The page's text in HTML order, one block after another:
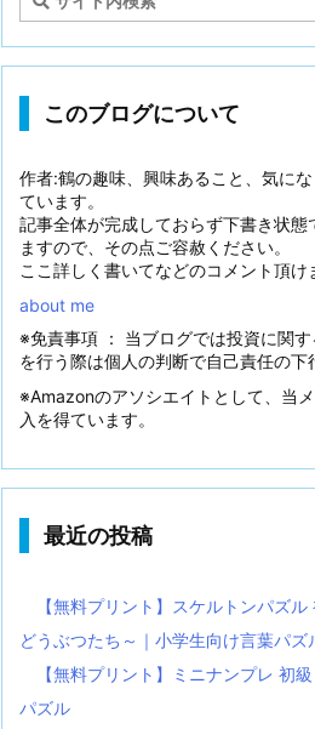
このブログについて
作者:鶴の趣味、興味あること、気に
ています。
記事全体が完成しておらず下書き状態
ますので、その点ご容赦ください。
ここ詳しく書いてなどのコメント頂け
about me
※免責事項 ： 当ブログでは投資に関
を行う際は個人の判断で自己責任の下
※Amazonのアソシエイトとして、当
入を得ています。
最近の投稿
【無料プリント】スケルトンパズ
どうぶつたち～｜小学生向け言葉パズ
【無料プリント】ミニナンプレ 初
パズル